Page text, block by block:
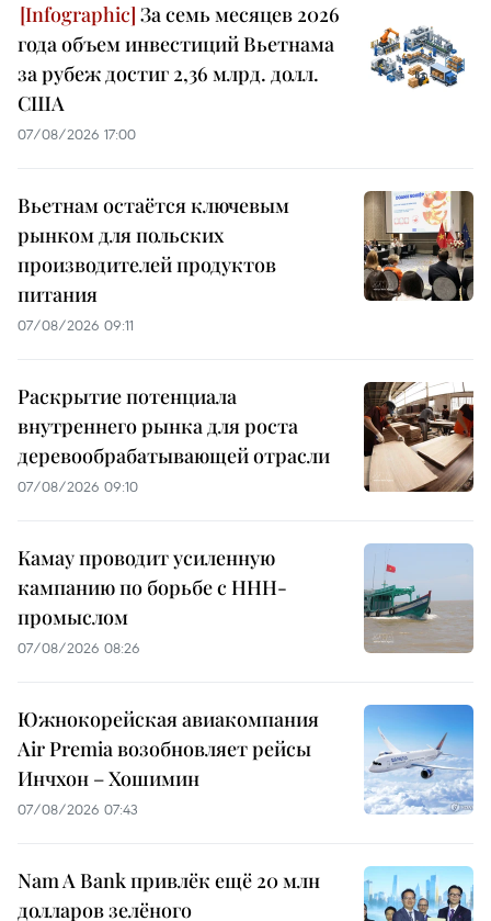
За семь месяцев 2026
года объем инвестиций Вьетнама
за рубеж достиг 2,36 млрд. долл.
США
07/08/2026 17:00
Вьетнам остаётся ключевым
рынком для польских
производителей продуктов
питания
07/08/2026 09:11
Раскрытие потенциала
внутреннего рынка для роста
деревообрабатывающей отрасли
07/08/2026 09:10
Камау проводит усиленную
кампанию по борьбе с ННН-
промыслом
07/08/2026 08:26
Южнокорейская авиакомпания
Air Premia возобновляет рейсы
Инчхон – Хошимин
07/08/2026 07:43
Nam A Bank привлёк ещё 20 млн
долларов зелёного